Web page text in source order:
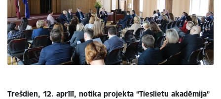
Trešdien, 12. aprīlī, notika projekta “Tieslietu akadēmija”